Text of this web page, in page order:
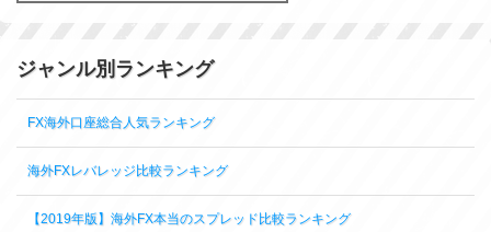
ジャンル別ランキング
FX海外口座総合人気ランキング
海外FXレバレッジ比較ランキング
【2019年版】海外FX本当のスプレッド比較ランキング